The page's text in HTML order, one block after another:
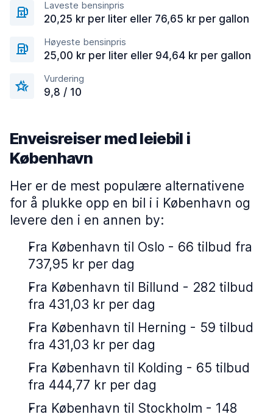
Laveste bensinpris
20,25 kr per liter eller 76,65 kr per gallon
Høyeste bensinpris
25,00 kr per liter eller 94,64 kr per gallon
Vurdering
9,8 / 10
Enveisreiser med leiebil i
København
Her er de mest populære alternativene
for å plukke opp en bil i i København og
levere den i en annen by:
Fra København til Oslo - 66 tilbud fra
737,95 kr per dag
Fra København til Billund - 282 tilbud
fra 431,03 kr per dag
Fra København til Herning - 59 tilbud
fra 431,03 kr per dag
Fra København til Kolding - 65 tilbud
fra 444,77 kr per dag
Fra København til Stockholm - 148